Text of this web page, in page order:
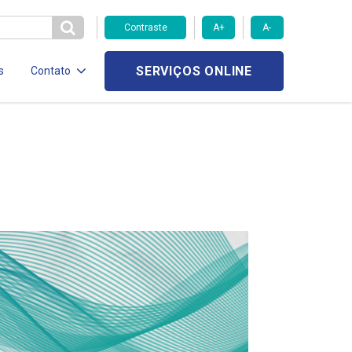
Contraste A+ A-
Contato SERVIÇOS ONLINE